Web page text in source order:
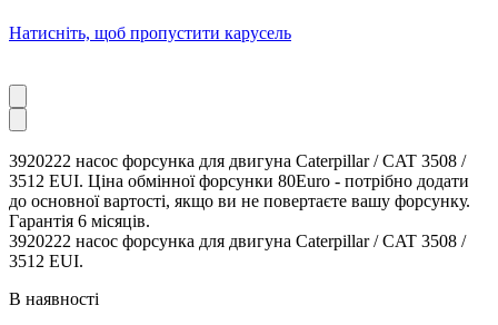
Натисніть, щоб пропустити карусель
3920222 насос форсунка для двигуна Caterpillar / CAT 3508 /
3512 EUI. Ціна обмінної форсунки 80Euro - потрібно додати
до основної вартості, якщо ви не повертаєте вашу форсунку.
Гарантія 6 місяців.
3920222 насос форсунка для двигуна Caterpillar / CAT 3508 /
3512 EUI.
В наявності